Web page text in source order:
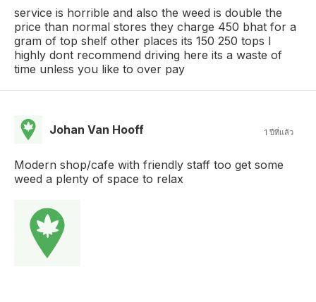
service is horrible and also the weed is double the
price than normal stores they charge 450 bhat for a
gram of top shelf other places its 150 250 tops I
highly dont recommend driving here its a waste of
time unless you like to over pay
Johan Van Hooff 1 ปีที่แล้ว
Modern shop/cafe with friendly staff too get some
weed a plenty of space to relax